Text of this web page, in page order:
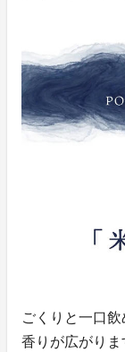
ごくりと一口
香りが広がりま